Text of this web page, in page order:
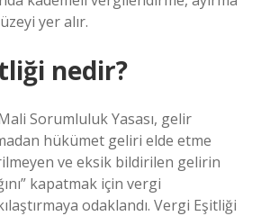
yer alır.
nedir?
Sorumluluk Yasası, gelir
hükümet geliri elde etme
ve eksik bildirilen gelirin
kapatmak için vergi
odaklandı. Vergi Eşitliği